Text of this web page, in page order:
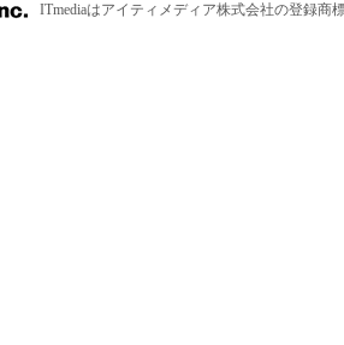
ITmediaはアイティメディア株式会社の登録商